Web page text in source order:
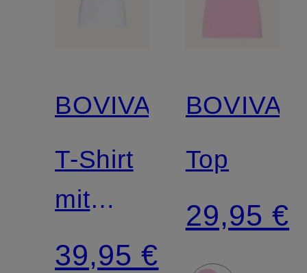
BOVIVA
T-Shirt
mit
Schmucksteinen
39,95 €
BOVIVA
Top
29,95 €